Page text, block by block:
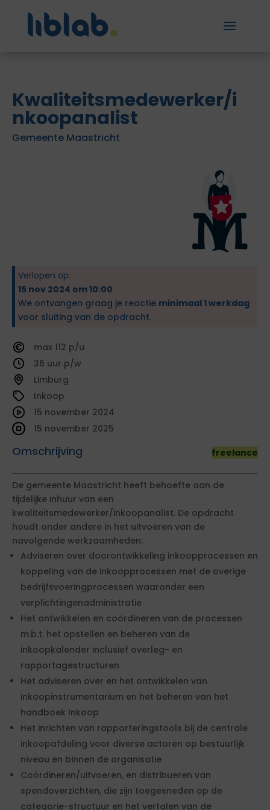
Kwaliteitsmedewerker/i
nkoopanalist
Gemeente Maastricht
Verlopen op:
15 nov 2024 om 10:00
We ontvangen graag je reactie minimaal 1 werkdag
voor sluiting van de opdracht.
112
36
Limburg
Inkoop
Omschrijving freelance
15 november 2024
15 november 2025
De gemeente Maastricht heeft behoefte aan de
tijdelijke inhuur van een
kwaliteitsmedewerker/inkoopanalist. De opdracht
houdt onder andere in het uitvoeren van de
navolgende werkzaamheden:
Adviseren over doorontwikkeling inkoopprocessen en
koppeling van de inkoopprocessen met de overige
bedrijfsvoeringprocessen waaronder een
verplichtingenadministratie
Het ontwikkelen en coördineren van de processen
m.b.t. het opstellen en beheren van de
inkoopkalender inclusief overleg- en
rapportagestructuren
Het adviseren over en het ontwikkelen van
inkoopinstrumentarium en het beheren van het
handboek Inkoop
Het inrichten van rapporteringstools bij de centrale
inkoopafdeling voor diverse actoren op bestuurlijk
niveau en binnen de organisatie
Coördineren/uitvoeren, en distribueren van
spendoverzichten, die zijn toegesneden op de
categorie-structuur en het vertalen van de